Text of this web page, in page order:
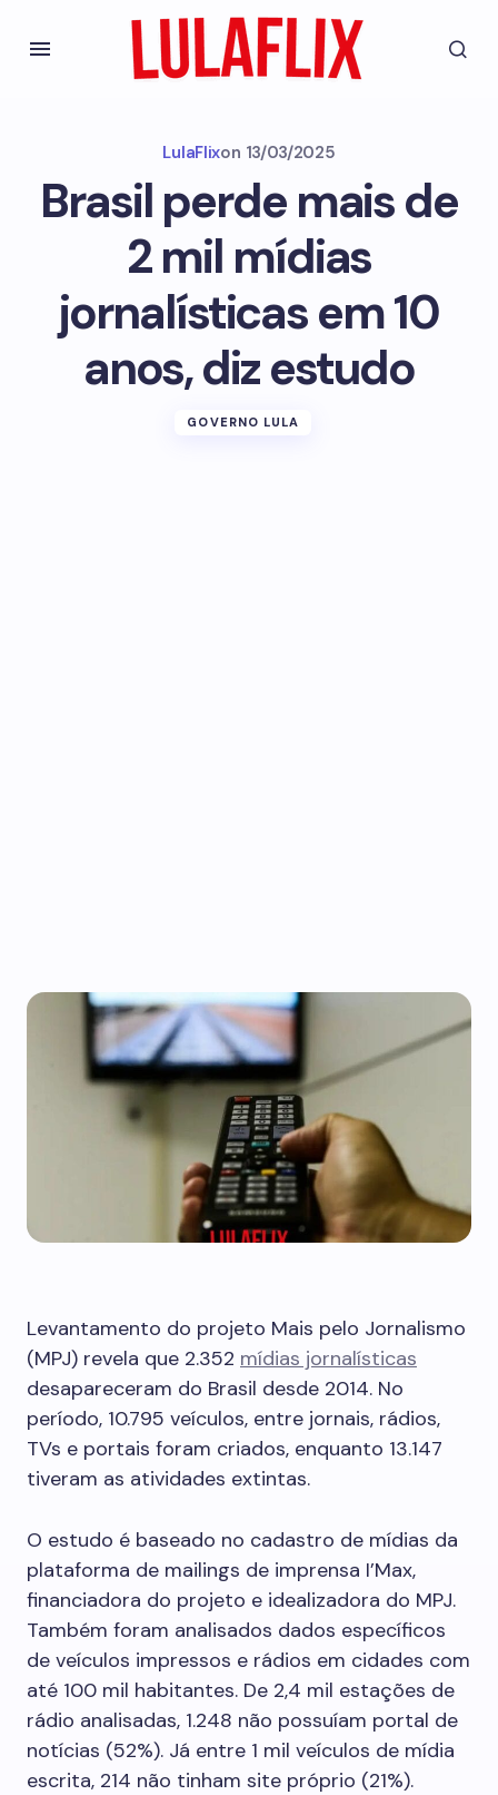
LulaFlixon 13/03/2025
Brasil perde mais de
2 mil mídias
jornalísticas em 10
anos, diz estudo
GOVERNO LULA
Levantamento do projeto Mais pelo Jornalismo
(MPJ) revela que 2.352 mídias jornalísticas
desapareceram do Brasil desde 2014. No
período, 10.795 veículos, entre jornais, rádios,
TVs e portais foram criados, enquanto 13.147
tiveram as atividades extintas.
O estudo é baseado no cadastro de mídias da
plataforma de mailings de imprensa I’Max,
financiadora do projeto e idealizadora do MPJ.
Também foram analisados dados específicos
de veículos impressos e rádios em cidades com
até 100 mil habitantes. De 2,4 mil estações de
rádio analisadas, 1.248 não possuíam portal de
notícias (52%). Já entre 1 mil veículos de mídia
escrita, 214 não tinham site próprio (21%).